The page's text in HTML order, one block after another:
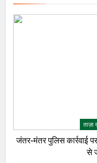
ताज़ा
जंतर-मंतर पुलिस कार्रवाई
से